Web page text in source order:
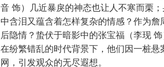
音 饰）几近暴戾的神态也让人不寒而栗
中含泪又蕴含着怎样复杂的情感？作为
后隐情？蛰伏于暗影中的张宝福（李现
在纷繁错乱的时代背景下，他们因一桩
网，引发观众的无尽遐想。